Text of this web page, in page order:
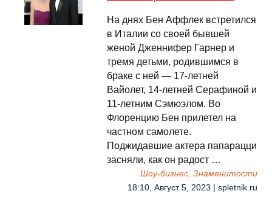
На днях Бен Аффлек встретился
в Италии со своей бывшей
женой Дженнифер Гарнер и
тремя детьми, родившимся в
браке с ней — 17-летней
Вайолет, 14-летней Серафиной и
11-летним Сэмюэлом. Во
Флоренцию Бен прилетел на
частном самолете.
Поджидавшие актера папарацци
засняли, как он радост …
Шоу-бизнес, Знаменитости
18:10, Август 5, 2023 | spletnik.ru